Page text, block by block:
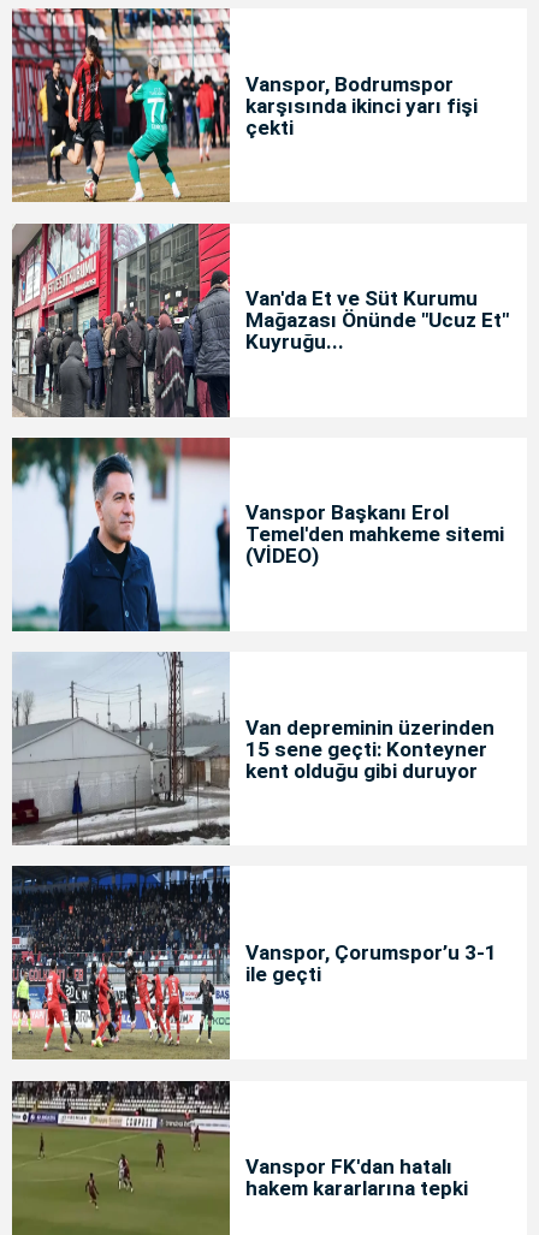
Vanspor, Bodrumspor
karşısında ikinci yarı fişi
çekti
Van'da Et ve Süt Kurumu
Mağazası Önünde "Ucuz Et"
Kuyruğu...
Vanspor Başkanı Erol
Temel'den mahkeme sitemi
(VİDEO)
Van depreminin üzerinden
15 sene geçti: Konteyner
kent olduğu gibi duruyor
Vanspor, Çorumspor’u 3-1
ile geçti
Vanspor FK'dan hatalı
hakem kararlarına tepki